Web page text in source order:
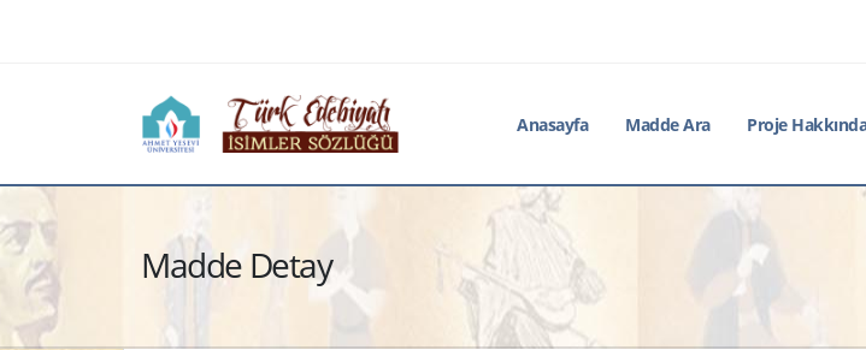
Anasayfa Madde Ara Proje
Madde Detay